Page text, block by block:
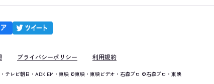
プライバシーポリシー 利用規約
テレビ朝日・ADK EM・東映 ©東映・東映ビデオ・石森プロ ©石森プロ・東映